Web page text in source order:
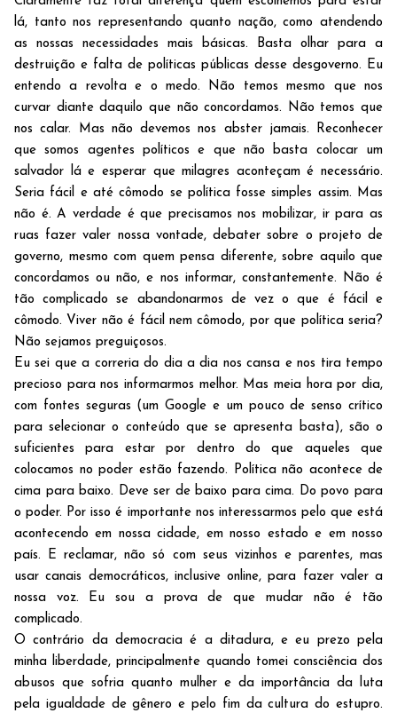
lá, tanto nos representando quanto nação, como atendendo
as nossas necessidades mais básicas. Basta olhar para a
destruição e falta de políticas públicas desse desgoverno. Eu
entendo a revolta e o medo. Não temos mesmo que nos
curvar diante daquilo que não concordamos. Não temos que
nos calar. Mas não devemos nos abster jamais. Reconhecer
que somos agentes políticos e que não basta colocar um
salvador lá e esperar que milagres aconteçam é necessário.
Seria fácil e até cômodo se política fosse simples assim. Mas
não é. A verdade é que precisamos nos mobilizar, ir para as
ruas fazer valer nossa vontade, debater sobre o projeto de
governo, mesmo com quem pensa diferente, sobre aquilo que
concordamos ou não, e nos informar, constantemente. Não é
tão complicado se abandonarmos de vez o que é fácil e
cômodo. Viver não é fácil nem cômodo, por que política seria?
Não sejamos preguiçosos.
Eu sei que a correria do dia a dia nos cansa e nos tira tempo
precioso para nos informarmos melhor. Mas meia hora por dia,
com fontes seguras (um Google e um pouco de senso crítico
para selecionar o conteúdo que se apresenta basta), são o
suficientes para estar por dentro do que aqueles que
colocamos no poder estão fazendo. Política não acontece de
cima para baixo. Deve ser de baixo para cima. Do povo para
o poder. Por isso é importante nos interessarmos pelo que está
acontecendo em nossa cidade, em nosso estado e em nosso
país. E reclamar, não só com seus vizinhos e parentes, mas
usar canais democráticos, inclusive online, para fazer valer a
nossa voz. Eu sou a prova de que mudar não é tão
complicado.
O contrário da democracia é a ditadura, e eu prezo pela
minha liberdade, principalmente quando tomei consciência dos
abusos que sofria quanto mulher e da importância da luta
pela igualdade de gênero e pelo fim da cultura do estupro.